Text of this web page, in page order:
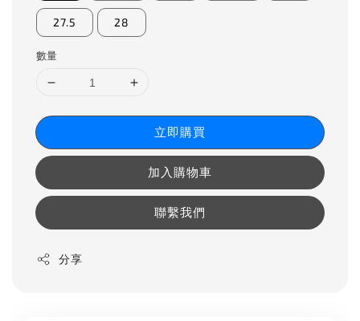
27.5 28
數量
立即購買
加入購物車
聯繫我們
分享